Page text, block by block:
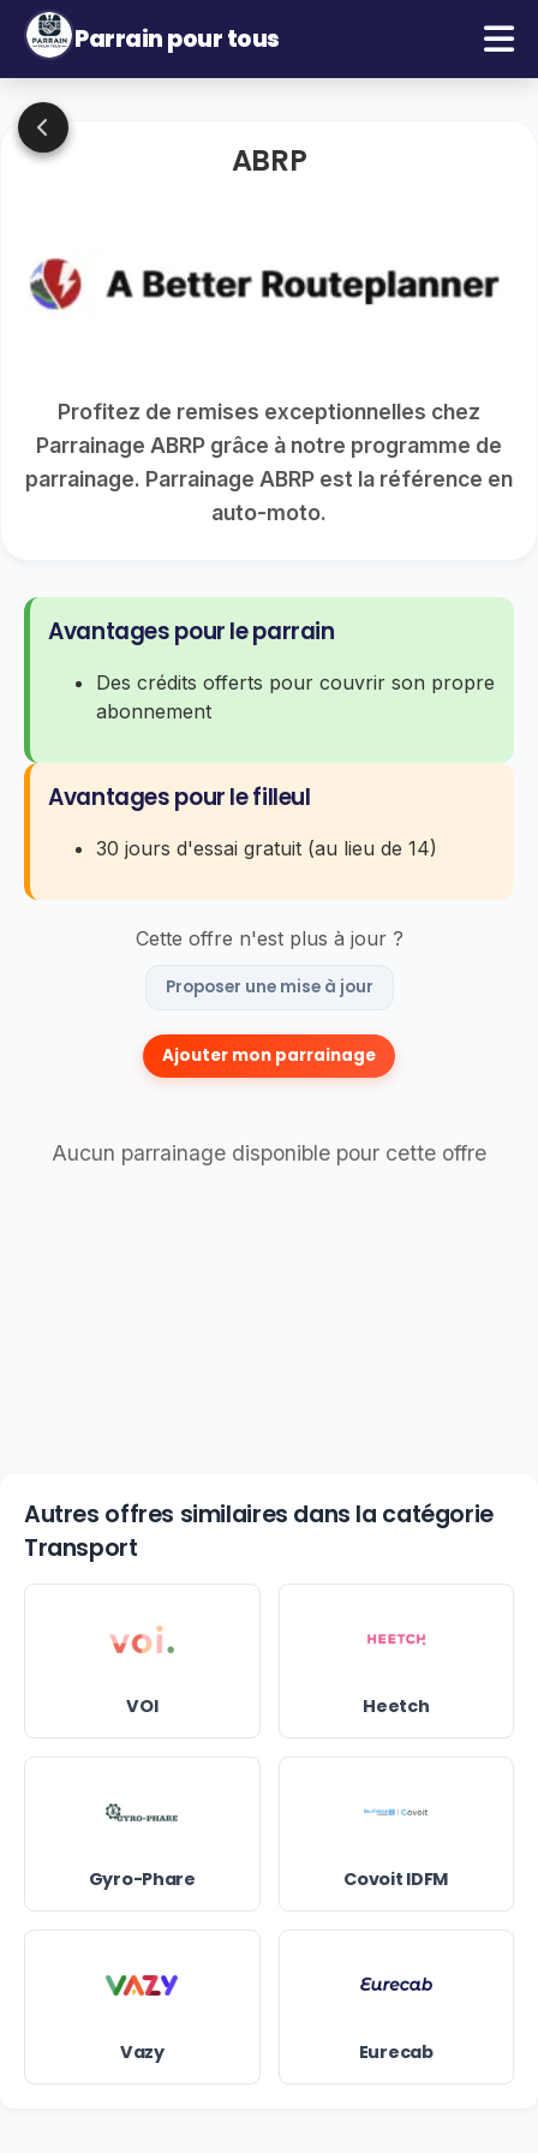
Parrain pour tous
ABRP
Profitez de remises exceptionnelles chez
Parrainage ABRP grâce à notre programme de
parrainage. Parrainage ABRP est la référence en
auto-moto.
Avantages pour le parrain
Des crédits offerts pour couvrir son propre
abonnement
Avantages pour le filleul
30 jours d'essai gratuit (au lieu de 14)
Cette offre n'est plus à jour ?
Proposer une mise à jour
Ajouter mon parrainage
Aucun parrainage disponible pour cette offre
Autres offres similaires dans la catégorie
Transport
VOI Heetch
Gyro-Phare Covoit IDFM
Vazy Eurecab